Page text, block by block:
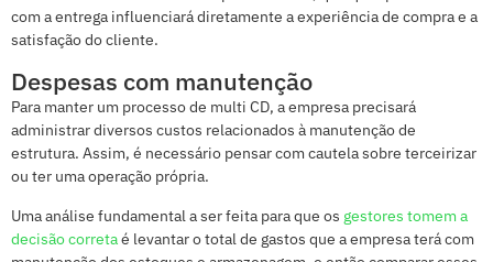
com a entrega influenciará diretamente a experiência de compra e a
satisfação do cliente.
Despesas com manutenção
Para manter um processo de multi CD, a empresa precisará
administrar diversos custos relacionados à manutenção de
estrutura. Assim, é necessário pensar com cautela sobre terceirizar
ou ter uma operação própria.
Uma análise fundamental a ser feita para que os gestores tomem a
decisão corretaé levantar o total de gastos que a empresa terá com